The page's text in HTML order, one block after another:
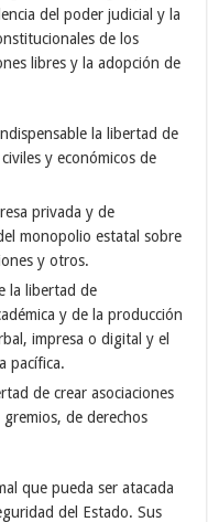
del poder judicial y la
de los
libres y la adopción de
la libertad de
y económicos de
privada y de
monopolio estatal sobre
y otros.
la libertad de
y de la producción
impresa o digital y el
pacífica.
de crear asociaciones
de derechos
que pueda ser atacada
del Estado. Sus